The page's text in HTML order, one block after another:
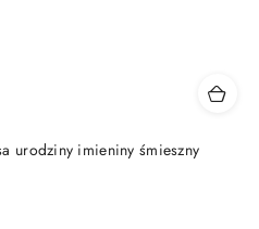
urodziny imieniny śmieszny